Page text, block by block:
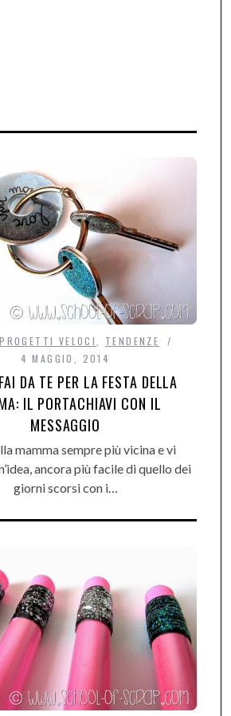
PROGETTI VELOCI
TENDENZE
4 MAGGIO, 2014
DA TE PER LA FESTA DELLA
IL PORTACHIAVI CON IL
MESSAGGIO
mamma sempre più vicina e vi
ancora più facile di quello dei
giorni scorsi con i…